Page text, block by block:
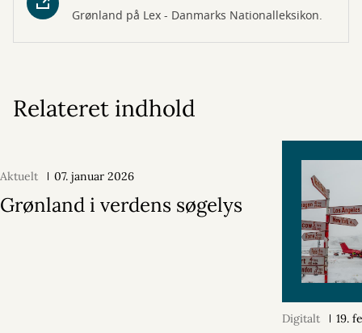
Grønland på Lex - Danmarks Nationalleksikon.
Relateret indhold
Aktuelt 07. januar 2026
Grønland i verdens søgelys
Digitalt 19.